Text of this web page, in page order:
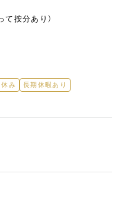
按分あり）
休み
長期休暇あり